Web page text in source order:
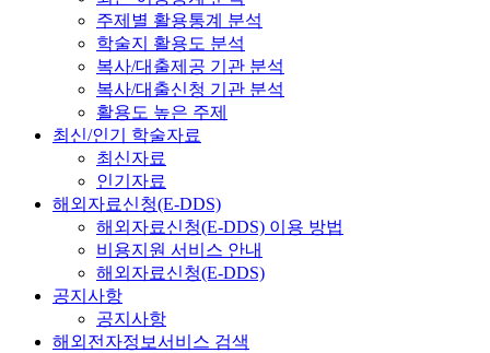
주제별 활용통계 분석
학술지 활용도 분석
복사/대출제공 기관 분석
복사/대출신청 기관 분석
활용도 높은 주제
최신/인기 학술자료
최신자료
인기자료
해외자료신청(E-DDS)
해외자료신청(E-DDS) 이용 방법
비용지원 서비스 안내
해외자료신청(E-DDS)
공지사항
공지사항
해외전자정보서비스 검색